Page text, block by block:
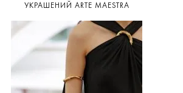
УКРАШЕНИЙ ARTE MAESTRA